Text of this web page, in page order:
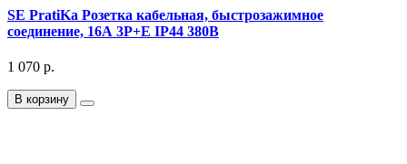
SE PratiKa Розетка кабельная, быстрозажимное
соединение, 16А 3P+E IP44 380В
1 070 р.
В корзину